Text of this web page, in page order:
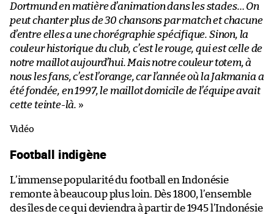
Dortmund en matière d’animation dans les stades… On
peut chanter plus de 30 chansons par match et chacune
d’entre elles a une chorégraphie spécifique. Sinon, la
couleur historique du club, c’est le rouge, qui est celle de
notre maillot aujourd’hui. Mais notre couleur totem, à
nous les fans, c’est l’orange, car l’année où la Jakmania a
été fondée, en 1997, le maillot domicile de l’équipe avait
cette teinte-là. »
Vidéo
Football indigène
L’immense popularité du football en Indonésie
remonte à beaucoup plus loin. Dès 1800, l’ensemble
des îles de ce qui deviendra à partir de 1945 l’Indonésie